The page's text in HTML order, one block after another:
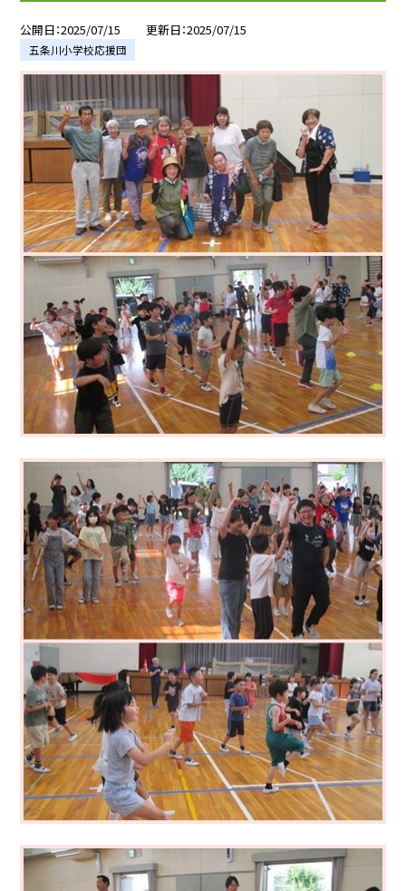
公開日 2025/07/15 更新日 2025/07/15
五条川小学校応援団